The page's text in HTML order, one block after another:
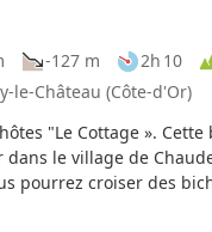
-127 m 2h 10
le-Château (Côte-d'Or)
"Le Cottage ».
le village de
pourrez croiser des